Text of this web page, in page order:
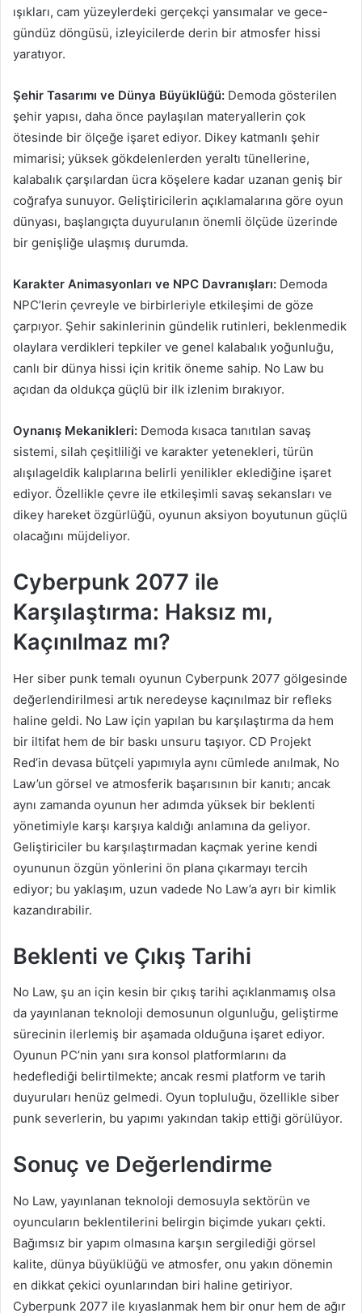
ışıkları, cam yüzeylerdeki gerçekçi yansımalar ve gece-
gündüz döngüsü, izleyicilerde derin bir atmosfer hissi
yaratıyor.
Şehir Tasarımı ve Dünya Büyüklüğü: Demoda gösterilen
şehir yapısı, daha önce paylaşılan materyallerin çok
ötesinde bir ölçeğe işaret ediyor. Dikey katmanlı şehir
mimarisi; yüksek gökdelenlerden yeraltı tünellerine,
kalabalık çarşılardan ücra köşelere kadar uzanan geniş bir
coğrafya sunuyor. Geliştiricilerin açıklamalarına göre oyun
dünyası, başlangıçta duyurulanın önemli ölçüde üzerinde
bir genişliğe ulaşmış durumda.
Karakter Animasyonları ve NPC Davranışları: Demoda
NPC’lerin çevreyle ve birbirleriyle etkileşimi de göze
çarpıyor. Şehir sakinlerinin gündelik rutinleri, beklenmedik
olaylara verdikleri tepkiler ve genel kalabalık yoğunluğu,
canlı bir dünya hissi için kritik öneme sahip. No Law bu
açıdan da oldukça güçlü bir ilk izlenim bırakıyor.
Oynanış Mekanikleri: Demoda kısaca tanıtılan savaş
sistemi, silah çeşitliliği ve karakter yetenekleri, türün
alışılageldik kalıplarına belirli yenilikler eklediğine işaret
ediyor. Özellikle çevre ile etkileşimli savaş sekansları ve
dikey hareket özgürlüğü, oyunun aksiyon boyutunun güçlü
olacağını müjdeliyor.
Cyberpunk 2077 ile
Karşılaştırma: Haksız mı,
Kaçınılmaz mı?
Her siber punk temalı oyunun Cyberpunk 2077 gölgesinde
değerlendirilmesi artık neredeyse kaçınılmaz bir refleks
haline geldi. No Law için yapılan bu karşılaştırma da hem
bir iltifat hem de bir baskı unsuru taşıyor. CD Projekt
Red’in devasa bütçeli yapımıyla aynı cümlede anılmak, No
Law’un görsel ve atmosferik başarısının bir kanıtı; ancak
aynı zamanda oyunun her adımda yüksek bir beklenti
yönetimiyle karşı karşıya kaldığı anlamına da geliyor.
Geliştiriciler bu karşılaştırmadan kaçmak yerine kendi
oyununun özgün yönlerini ön plana çıkarmayı tercih
ediyor; bu yaklaşım, uzun vadede No Law’a ayrı bir kimlik
kazandırabilir.
Beklenti ve Çıkış Tarihi
No Law, şu an için kesin bir çıkış tarihi açıklanmamış olsa
da yayınlanan teknoloji demosunun olgunluğu, geliştirme
sürecinin ilerlemiş bir aşamada olduğuna işaret ediyor.
Oyunun PC’nin yanı sıra konsol platformlarını da
hedeflediği belirtilmekte; ancak resmi platform ve tarih
duyuruları henüz gelmedi. Oyun topluluğu, özellikle siber
punk severlerin, bu yapımı yakından takip ettiği görülüyor.
Sonuç ve Değerlendirme
No Law, yayınlanan teknoloji demosuyla sektörün ve
oyuncuların beklentilerini belirgin biçimde yukarı çekti.
Bağımsız bir yapım olmasına karşın sergilediği görsel
kalite, dünya büyüklüğü ve atmosfer, onu yakın dönemin
en dikkat çekici oyunlarından biri haline getiriyor.
Cyberpunk 2077 ile kıyaslanmak hem bir onur hem de ağır